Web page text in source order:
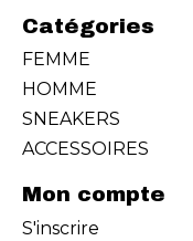
Catégories
FEMME
HOMME
SNEAKERS
ACCESSOIRES
Mon compte
S'inscrire